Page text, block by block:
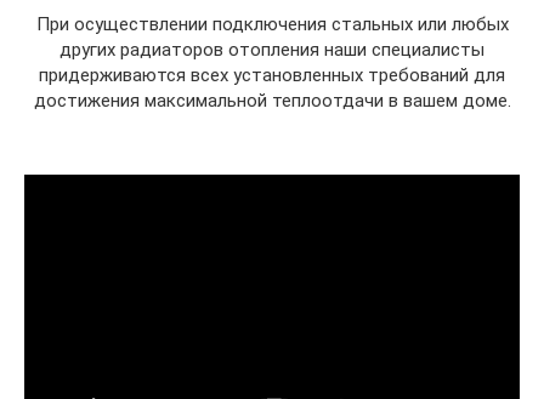
При осуществлении подключения стальных или любых
других радиаторов отопления наши специалисты
придерживаются всех установленных требований для
достижения максимальной теплоотдачи в вашем доме.